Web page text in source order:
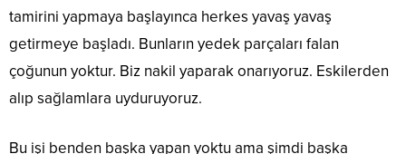
tamirini yapmaya başlayınca herkes yavaş yavaş
getirmeye başladı. Bunların yedek parçaları falan
çoğunun yoktur. Biz nakil yaparak onarıyoruz. Eskilerden
alıp sağlamlara uyduruyoruz.
Bu işi benden başka yapan yoktu ama şimdi başka